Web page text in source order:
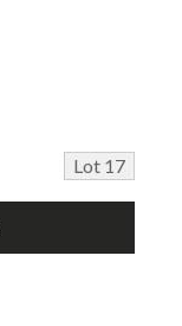
Lot 17